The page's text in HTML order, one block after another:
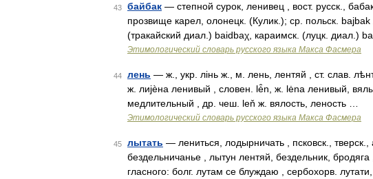
43 байбак — степной сурок, ленивец , вост. русск.,
прозвище карел, олонецк. (Кулик.); ср. польск.
(тракайский диал.) baidbaχ, караимск. (луцк. диал.)
Этимологический словарь русского языка Макса Фасмера
44 лень — ж., укр. лiнь ж., м. лень, лентяй , ст. слав.
ж. лиjѐна ленивый , словен. lė̑n, ж. lėnа ленивый,
медлительный , др. чеш. leň ж. вялость, леность …
Этимологический словарь русского языка Макса Фасмера
45 лытать — лениться, лодырничать , псковск.,
бездельничанье , лытун лентяй, бездельник,
гласного: болг. лутам се блуждаю , сербохорв.